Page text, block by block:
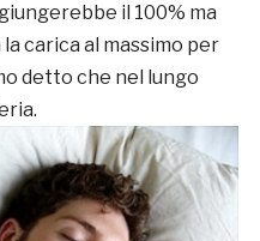
il 100% ma
carica al massimo per
detto che nel lungo